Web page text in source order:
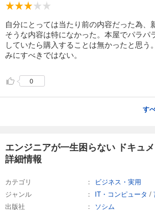
自分にとっては当たり前の内容だった為、
そうな内容は特になかった。本屋でパラパ
していたら購入することは無かったと思う
みにすべきではない。
0
す
エンジニアが一生困らない ドキュ
詳細情報
カテゴリ
ビジネス・実用
ジャンル
IT・コンピュータ /
出版社
ソシム